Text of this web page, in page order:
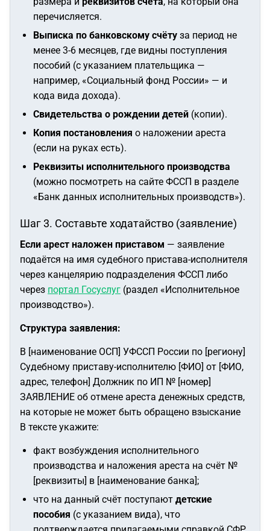
перечисляется.
Выписка по банковскому счёту за период не
менее 3-6 месяцев, где видны поступления
пособий (с указанием плательщика —
например, «Социальный фонд России» — и
кода вида дохода).
Свидетельства о рождении детей (копии).
Копия постановления о наложении ареста
(если на руках есть).
Реквизиты исполнительного производства
(можно посмотреть на сайте ФССП в разделе
«Банк данных исполнительных производств»).
Шаг 3. Составьте ходатайство (заявление)
Если арест наложен приставом — заявление
подаётся на имя судебного пристава-исполнителя
через канцелярию подразделения ФССП либо
через портал Госуслуг (раздел «Исполнительное
производство»).
Структура заявления:
В [наименование ОСП] УФССП России по [региону]
Судебному приставу-исполнителю [ФИО] от [ФИО,
адрес, телефон] Должник по ИП № [номер]
ЗАЯВЛЕНИЕ об отмене ареста денежных средств,
на которые не может быть обращено взыскание
В тексте укажите:
факт возбуждения исполнительного
производства и наложения ареста на счёт №
[реквизиты] в [наименование банка];
что на данный счёт поступают детские
пособия (с указанием вида), что